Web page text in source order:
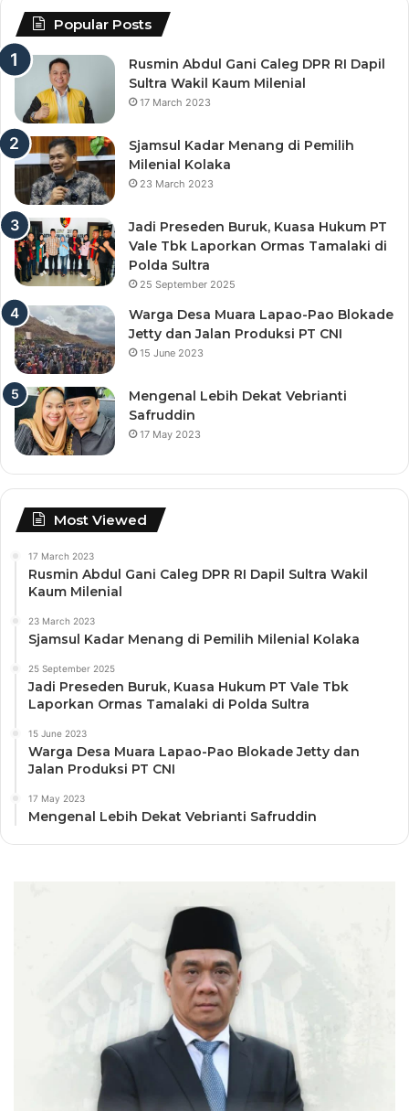
Popular Posts
Rusmin Abdul Gani Caleg DPR RI Dapil
Sultra Wakil Kaum Milenial
17 March 2023
Sjamsul Kadar Menang di Pemilih
Milenial Kolaka
23 March 2023
Jadi Preseden Buruk, Kuasa Hukum PT
Vale Tbk Laporkan Ormas Tamalaki di
Polda Sultra
25 September 2025
Warga Desa Muara Lapao-Pao Blokade
Jetty dan Jalan Produksi PT CNI
15 June 2023
Mengenal Lebih Dekat Vebrianti
Safruddin
17 May 2023
Most Viewed
17 March 2023
Rusmin Abdul Gani Caleg DPR RI Dapil Sultra Wakil
Kaum Milenial
23 March 2023
Sjamsul Kadar Menang di Pemilih Milenial Kolaka
25 September 2025
Jadi Preseden Buruk, Kuasa Hukum PT Vale Tbk
Laporkan Ormas Tamalaki di Polda Sultra
15 June 2023
Warga Desa Muara Lapao-Pao Blokade Jetty dan
Jalan Produksi PT CNI
17 May 2023
Mengenal Lebih Dekat Vebrianti Safruddin